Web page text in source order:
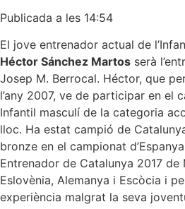
Publicada a les 14:54
El jove entrenador actual de
Héctor Sánchez Martos serà
Josep M. Berrocal. Héctor, que
l’any 2007, ve de participar en el
Infantil masculí de la categoria
lloc. Ha estat campió de
bronze en el campionat
Entrenador de Catalunya 2017 de
Eslovènia, Alemanya i Escòcia i
experiència malgrat la seva